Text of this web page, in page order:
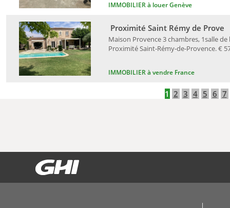
IMMOBILIER à louer Genève
IMMOBILIER à vendre France
Maison Provence 3 chambres, 1salle
Proximité Saint-Rémy-de-Provence. €
Proximité Saint Rémy de Prove
1 2 3 4 5 6 7